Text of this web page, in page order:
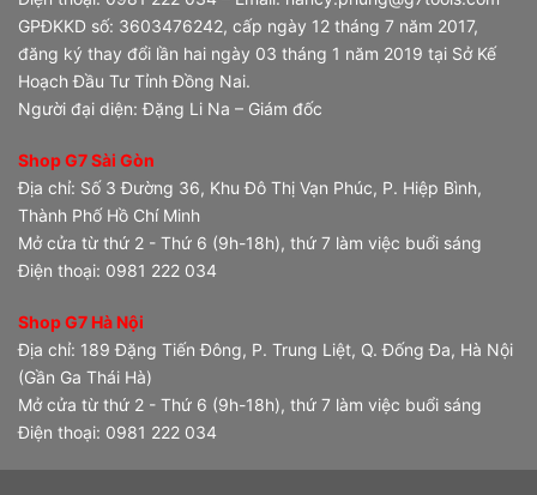
GPĐKKD số: 3603476242, cấp ngày 12 tháng 7 năm 2017,
đăng ký thay đổi lần hai ngày 03 tháng 1 năm 2019 tại Sở Kế
Hoạch Đầu Tư Tỉnh Đồng Nai.
Người đại diện: Đặng Li Na – Giám đốc
Shop G7 Sài Gòn
Địa chỉ: Số 3 Đường 36, Khu Đô Thị Vạn Phúc, P. Hiệp Bình,
Thành Phố Hồ Chí Minh
Mở cửa từ thứ 2 - Thứ 6 (9h-18h), thứ 7 làm việc buổi sáng
Điện thoại: 0981 222 034
Shop G7 Hà Nội
Địa chỉ: 189 Đặng Tiến Đông, P. Trung Liệt, Q. Đống Đa, Hà Nội
(Gần Ga Thái Hà)
Mở cửa từ thứ 2 - Thứ 6 (9h-18h), thứ 7 làm việc buổi sáng
Điện thoại: 0981 222 034